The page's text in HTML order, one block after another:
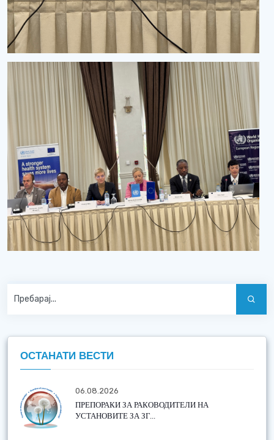
ОСТАНАТИ ВЕСТИ
06.08.2026
ПРЕПОРАКИ ЗА РАКОВОДИТЕЛИ НА
УСТАНОВИТЕ ЗА ЗГ...